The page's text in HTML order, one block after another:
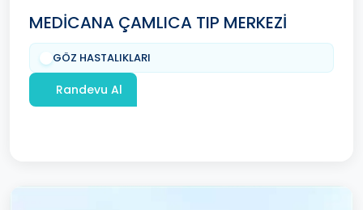
MEDİCANA ÇAMLICA TIP MERKEZİ
GÖZ HASTALIKLARI
Randevu Al